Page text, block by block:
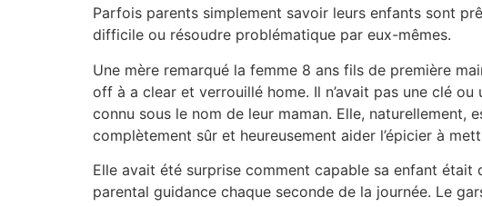
Parfois parents simplement savoir leurs enfants sont
difficile ou résoudre problématique par eux-mêmes.
Une mère remarqué la femme 8 ans fils de première
off à a clear et verrouillé home. Il n’avait pas une clé
connu sous le nom de leur maman. Elle,
complètement sûr et heureusement aider l’épicier à
Elle avait été surprise comment capable sa enfant
parental guidance chaque seconde de la journée. Le